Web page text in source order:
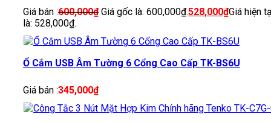
Giá bán :600,000₫ Giá gốc là: 600,000₫.528,000₫Giá hiện
là: 528,000₫.
Ổ Cắm USB Âm Tường 6 Cổng Cao Cấp TK-BS6U
Giá bán :345,000₫